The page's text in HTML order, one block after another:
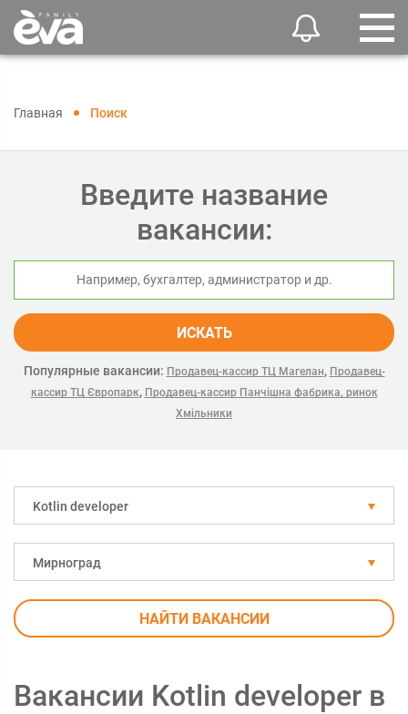
Главная Поиск
Введите название
вакансии:
ИСКАТЬ
Популярные вакансии: Продавец-кассир ТЦ Магелан, Продавец-
кассир ТЦ Європарк, Продавец-кассир Панчішна фабрика, ринок
Хмільники
Kotlin developer
Мирноград
НАЙТИ ВАКАНСИИ
Вакансии Kotlin developer в